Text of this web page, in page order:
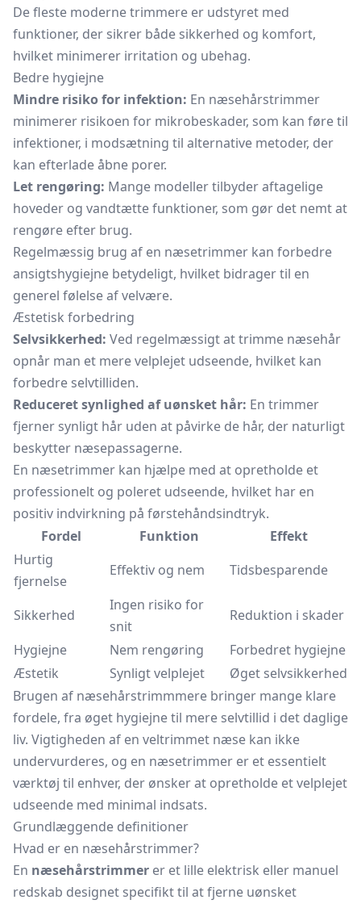
De fleste moderne trimmere er udstyret med
funktioner, der sikrer både sikkerhed og komfort,
hvilket minimerer irritation og ubehag.
Bedre hygiejne
Mindre risiko for infektion: En næsehårstrimmer
minimerer risikoen for mikrobeskader, som kan føre til
infektioner, i modsætning til alternative metoder, der
kan efterlade åbne porer.
Let rengøring: Mange modeller tilbyder aftagelige
hoveder og vandtætte funktioner, som gør det nemt at
rengøre efter brug.
Regelmæssig brug af en næsetrimmer kan forbedre
ansigtshygiejne betydeligt, hvilket bidrager til en
generel følelse af velvære.
Æstetisk forbedring
Selvsikkerhed: Ved regelmæssigt at trimme næsehår
opnår man et mere velplejet udseende, hvilket kan
forbedre selvtilliden.
Reduceret synlighed af uønsket hår: En trimmer
fjerner synligt hår uden at påvirke de hår, der naturligt
beskytter næsepassagerne.
En næsetrimmer kan hjælpe med at opretholde et
professionelt og poleret udseende, hvilket har en
positiv indvirkning på førstehåndsindtryk.
Fordel
Funktion
Effekt
Hurtig
fjernelse
Effektiv og nem Tidsbesparende
Sikkerhed
Ingen risiko for
snit
Reduktion i skader
Hygiejne
Nem rengøring
Forbedret hygiejne
Æstetik
Synligt velplejet
Øget selvsikkerhed
Brugen af næsehårstrimmmere bringer mange klare
fordele, fra øget hygiejne til mere selvtillid i det daglige
liv. Vigtigheden af en veltrimmet næse kan ikke
undervurderes, og en næsetrimmer er et essentielt
værktøj til enhver, der ønsker at opretholde et velplejet
udseende med minimal indsats.
Grundlæggende definitioner
Hvad er en næsehårstrimmer?
En næsehårstrimmer er et lille elektrisk eller manuel
redskab designet specifikt til at fjerne uønsket